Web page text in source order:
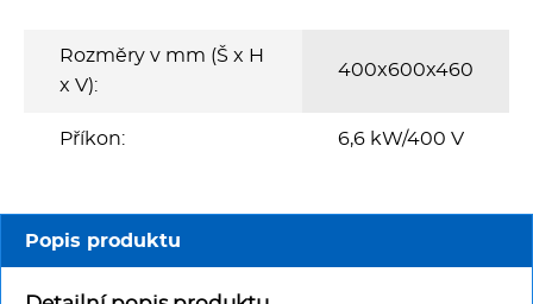
Transport, výdej a regen.
Multifunkce - speciály
Rozměry v mm (Š x H
x V):
400x600x460
Příkon: 6,6 kW/400 V
Popis produktu